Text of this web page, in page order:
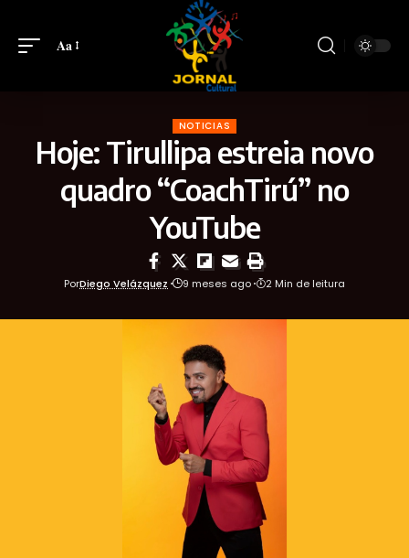
Aa
NOTICIAS
Hoje: Tirullipa estreia novo
quadro “CoachTirú” no
YouTube
PorDiego Velázquez 9 meses ago 2 Min de leitura